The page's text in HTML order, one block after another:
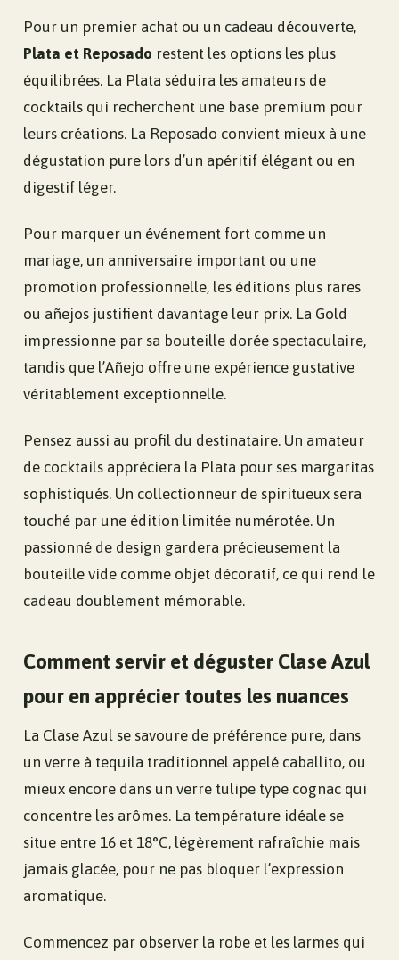
Pour un premier achat ou un cadeau découverte,
Plata et Reposado restent les options les plus
équilibrées. La Plata séduira les amateurs de
cocktails qui recherchent une base premium pour
leurs créations. La Reposado convient mieux à une
dégustation pure lors d’un apéritif élégant ou en
digestif léger.
Pour marquer un événement fort comme un
mariage, un anniversaire important ou une
promotion professionnelle, les éditions plus rares
ou añejos justifient davantage leur prix. La Gold
impressionne par sa bouteille dorée spectaculaire,
tandis que l’Añejo offre une expérience gustative
véritablement exceptionnelle.
Pensez aussi au profil du destinataire. Un amateur
de cocktails appréciera la Plata pour ses margaritas
sophistiqués. Un collectionneur de spiritueux sera
touché par une édition limitée numérotée. Un
passionné de design gardera précieusement la
bouteille vide comme objet décoratif, ce qui rend le
cadeau doublement mémorable.
Comment servir et déguster Clase Azul
pour en apprécier toutes les nuances
La Clase Azul se savoure de préférence pure, dans
un verre à tequila traditionnel appelé caballito, ou
mieux encore dans un verre tulipe type cognac qui
concentre les arômes. La température idéale se
situe entre 16 et 18°C, légèrement rafraîchie mais
jamais glacée, pour ne pas bloquer l’expression
aromatique.
Commencez par observer la robe et les larmes qui